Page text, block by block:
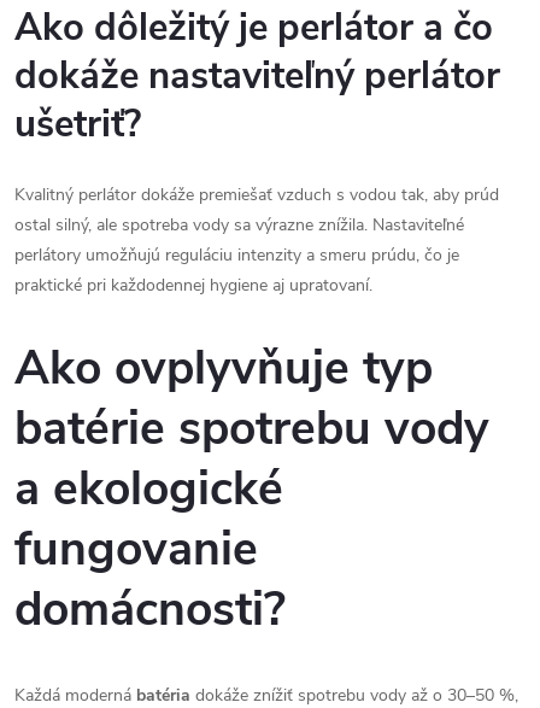
Ako dôležitý je perlátor a čo
dokáže nastaviteľný perlátor
ušetriť?
Kvalitný perlátor dokáže premiešať vzduch s vodou tak, aby prúd
ostal silný, ale spotreba vody sa výrazne znížila. Nastaviteľné
perlátory umožňujú reguláciu intenzity a smeru prúdu, čo je
praktické pri každodennej hygiene aj upratovaní.
Ako ovplyvňuje typ
batérie spotrebu vody
a ekologické
fungovanie
domácnosti?
Každá moderná batéria dokáže znížiť spotrebu vody až o 30–50 %,